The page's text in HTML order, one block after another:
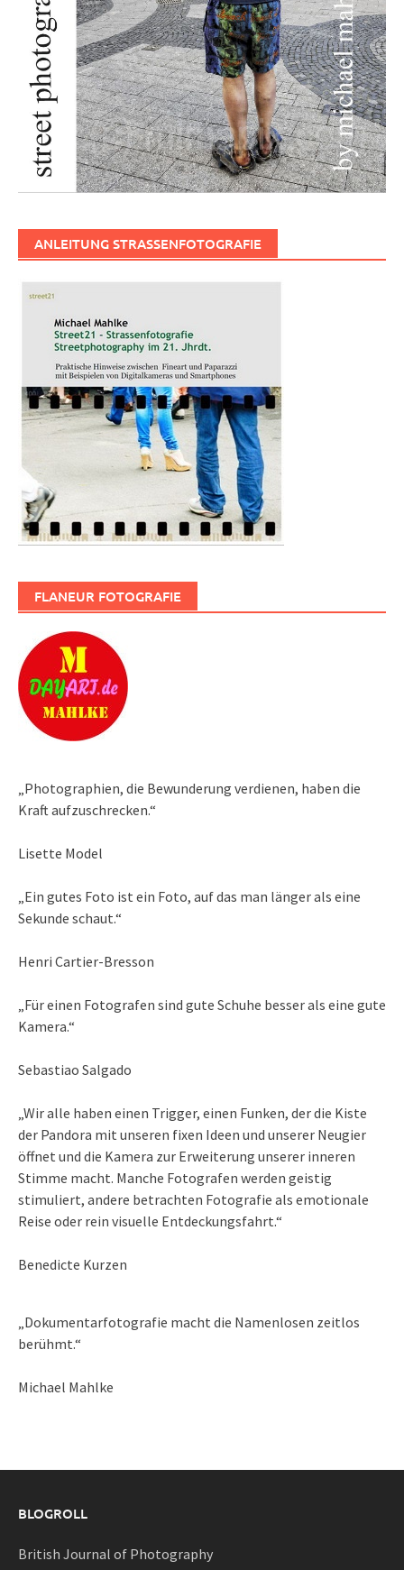
ANLEITUNG STRASSENFOTOGRAFIE
FLANEUR FOTOGRAFIE
„Photographien, die Bewunderung verdienen, haben die
Kraft aufzuschrecken.“
Lisette Model
„Ein gutes Foto ist ein Foto, auf das man länger als eine
Sekunde schaut.“
Henri Cartier-Bresson
„Für einen Fotografen sind gute Schuhe besser als eine gute
Kamera.“
Sebastiao Salgado
„Wir alle haben einen Trigger, einen Funken, der die Kiste
der Pandora mit unseren fixen Ideen und unserer Neugier
öffnet und die Kamera zur Erweiterung unserer inneren
Stimme macht. Manche Fotografen werden geistig
stimuliert, andere betrachten Fotografie als emotionale
Reise oder rein visuelle Entdeckungsfahrt.“
Benedicte Kurzen
„Dokumentarfotografie macht die Namenlosen zeitlos
berühmt.“
Michael Mahlke
BLOGROLL
British Journal of Photography